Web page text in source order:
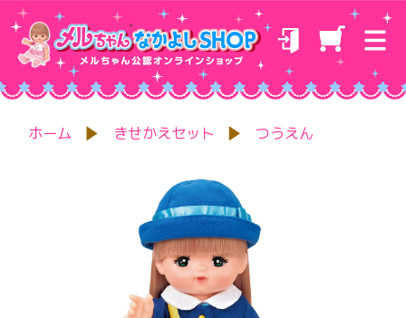
ホーム きせかえセット つうえん